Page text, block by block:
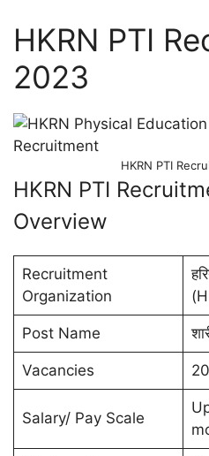
HKRN PTI
2023
HKRN PTI
HKRN PTI
Overview
Recruitment
Organization
Post Name
Vacancies
Salary/ Pay Scale